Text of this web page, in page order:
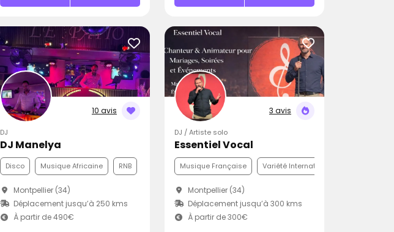
10 avis
DJ
DJ Manelya
Disco Musique Africaine RNB
Montpellier (34)
Déplacement jusqu’à 250 kms
À partir de 490€
3 avis
DJ / Artiste solo
Essentiel Vocal
Musique Française Variété Internationale
Montpellier (34)
Déplacement jusqu’à 300 kms
À partir de 300€